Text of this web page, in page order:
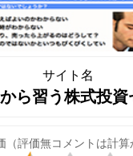
サイト名
ら習う株式投資
（評価無コメントは計算